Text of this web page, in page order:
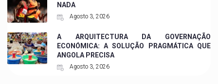
NADA
Agosto 3, 2026
A ARQUITECTURA DA GOVERNAÇÃO
ECONÓMICA: A SOLUÇÃO PRAGMÁTICA QUE
ANGOLA PRECISA
Agosto 3, 2026